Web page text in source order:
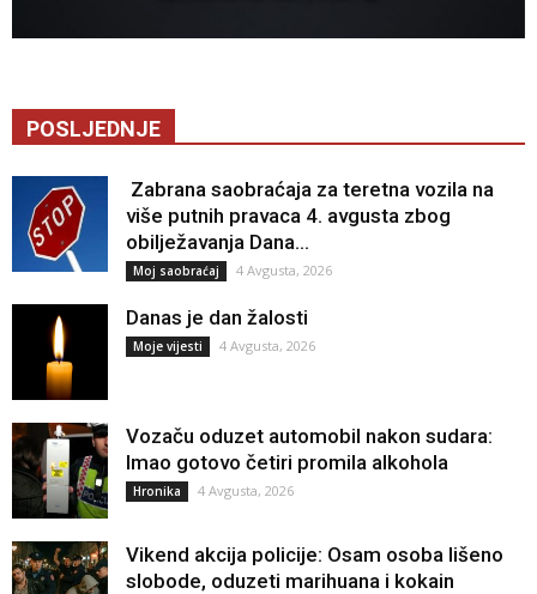
POSLJEDNJE
Zabrana saobraćaja za teretna vozila na
više putnih pravaca 4. avgusta zbog
obilježavanja Dana...
Moj saobraćaj 4 Avgusta, 2026
Danas je dan žalosti
Moje vijesti 4 Avgusta, 2026
Vozaču oduzet automobil nakon sudara:
Imao gotovo četiri promila alkohola
Hronika 4 Avgusta, 2026
Vikend akcija policije: Osam osoba lišeno
slobode, oduzeti marihuana i kokain